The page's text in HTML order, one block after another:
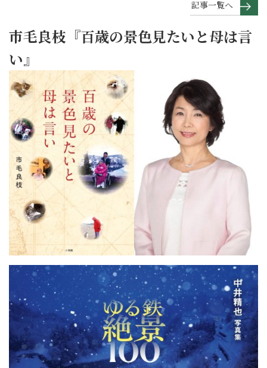
記事一覧へ
市毛良枝『百歳の景色見たいと母は言
い』